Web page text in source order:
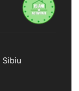
Sibiu